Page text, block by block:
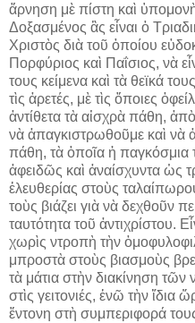
ἄρνηση μὲ πίστη καὶ
Δοξασμένος ἂς εἶναι ὁ
Χριστὸς διὰ τοῦ ὁποίου
Πορφύριος καὶ Παΐσιος, νὰ
τους κείμενα καὶ τὰ θεϊκά
τὶς ἀρετές, μὲ τὶς ὅποιες
ἀντίθετα τὰ αἰσχρὰ πάθη,
νὰ ἀπαγκιστρωθοῦμε καὶ νὰ
πάθη, τὰ ὁποῖα ἡ παγκόσμια
ἀφειδῶς καὶ ἀναίσχυντα ὡς
ἐλευθερίας στοὺς
τοὺς βιάζει γιὰ νὰ δεχθοῦν
ταυτότητα τοῦ ἀντιχρίστου.
χωρὶς ντροπὴ τὴν
μπροστὰ στοὺς βιασμοὺς
τὰ μάτια στὴν διακίνηση τῶν
στὶς γειτονιές, ἐνῶ τὴν ἴδια
ἔντονη στὴ συμπεριφορά